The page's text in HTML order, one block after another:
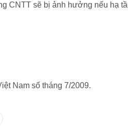
CNTT sẽ bị ảnh hưởng nếu hạ
Nam số tháng 7/2009.